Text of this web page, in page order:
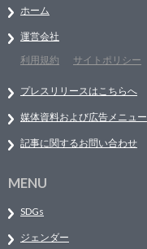
ホーム
運営会社
利用規約
サイトポリシー
プレスリリースはこちらへ
媒体資料および広告メニュー
記事に関するお問い合わせ
MENU
SDGs
ジェンダー